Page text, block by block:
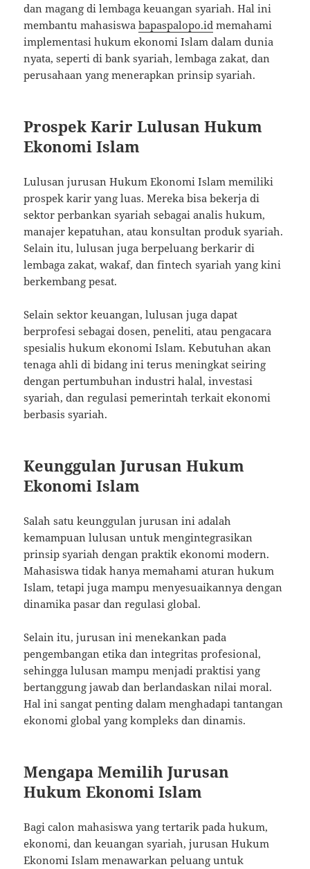
dan magang di lembaga keuangan syariah. Hal ini
membantu mahasiswabapaspalopo.id memahami
implementasi hukum ekonomi Islam dalam dunia
nyata, seperti di bank syariah, lembaga zakat, dan
perusahaan yang menerapkan prinsip syariah.
Prospek Karir Lulusan Hukum
Ekonomi Islam
Lulusan jurusan Hukum Ekonomi Islam memiliki
prospek karir yang luas. Mereka bisa bekerja di
sektor perbankan syariah sebagai analis hukum,
manajer kepatuhan, atau konsultan produk syariah.
Selain itu, lulusan juga berpeluang berkarir di
lembaga zakat, wakaf, dan fintech syariah yang kini
berkembang pesat.
Selain sektor keuangan, lulusan juga dapat
berprofesi sebagai dosen, peneliti, atau pengacara
spesialis hukum ekonomi Islam. Kebutuhan akan
tenaga ahli di bidang ini terus meningkat seiring
dengan pertumbuhan industri halal, investasi
syariah, dan regulasi pemerintah terkait ekonomi
berbasis syariah.
Keunggulan Jurusan Hukum
Ekonomi Islam
Salah satu keunggulan jurusan ini adalah
kemampuan lulusan untuk mengintegrasikan
prinsip syariah dengan praktik ekonomi modern.
Mahasiswa tidak hanya memahami aturan hukum
Islam, tetapi juga mampu menyesuaikannya dengan
dinamika pasar dan regulasi global.
Selain itu, jurusan ini menekankan pada
pengembangan etika dan integritas profesional,
sehingga lulusan mampu menjadi praktisi yang
bertanggung jawab dan berlandaskan nilai moral.
Hal ini sangat penting dalam menghadapi tantangan
ekonomi global yang kompleks dan dinamis.
Mengapa Memilih Jurusan
Hukum Ekonomi Islam
Bagi calon mahasiswa yang tertarik pada hukum,
ekonomi, dan keuangan syariah, jurusan Hukum
Ekonomi Islam menawarkan peluang untuk